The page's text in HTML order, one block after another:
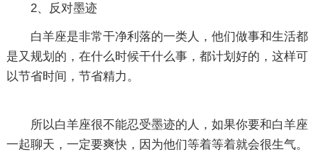
2、反对墨迹
白羊座是非常干净利落的一类人，他们做事和生活都
是又规划的，在什么时候干什么事，都计划好的，这样可
以节省时间，节省精力。
所以白羊座很不能忍受墨迹的人，如果你要和白羊座
一起聊天，一定要爽快，因为他们等着等着就会很生气。